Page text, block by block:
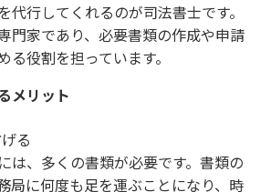
代行してくれるのが司法書士です。
門家であり、必要書類の作成や申請
る役割を担っています。
メリット
る
は、多くの書類が必要です。書類の
局に何度も足を運ぶことになり、時